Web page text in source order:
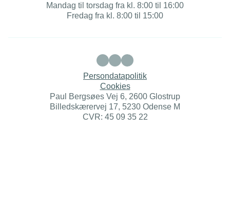
Mandag til torsdag fra kl. 8:00 til 16:00
Fredag fra kl. 8:00 til 15:00
Persondatapolitik
Cookies
Paul Bergsøes Vej 6, 2600 Glostrup
Billedskærervej 17, 5230 Odense M
CVR: 45 09 35 22